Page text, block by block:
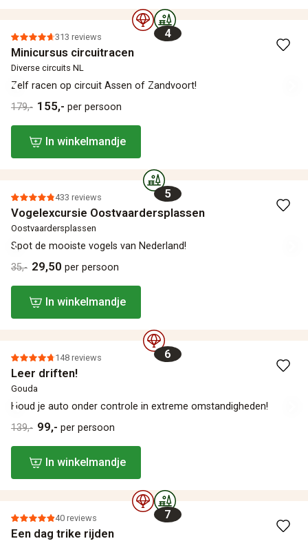
4
313 reviews
Minicursus circuitracen
Diverse circuits NL
Zelf racen op circuit Assen of Zandvoort!
179,- 155,- per persoon
In winkelmandje
5
433 reviews
Vogelexcursie Oostvaardersplassen
Oostvaardersplassen
Spot de mooiste vogels van Nederland!
35,- 29,50 per persoon
In winkelmandje
6
148 reviews
Leer driften!
Gouda
Houd je auto onder controle in extreme omstandigheden!
139,- 99,- per persoon
In winkelmandje
7
40 reviews
Een dag trike rijden